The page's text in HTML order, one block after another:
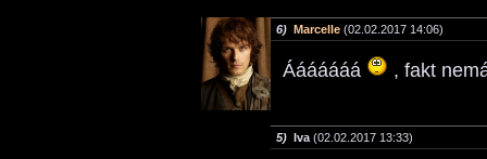
6) Marcelle (02.02.2017 14:06)
Ááááááá , fakt
5) Iva(02.02.2017 13:33)